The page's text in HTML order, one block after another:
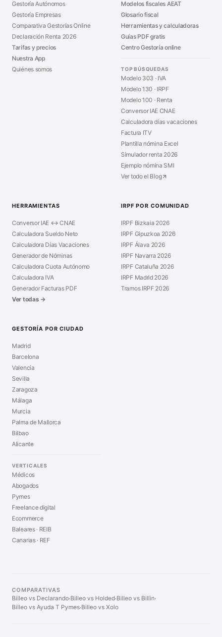
Gestoría Autónomos
Gestoría Empresas
Comparativa Gestorías Online
Declaración Renta 2026
Tarifas y precios
Nuestra App
Quiénes somos
Modelos fiscales AEAT
Glosario fiscal
Herramientas y calculadoras
Guías PDF gratis
Centro Gestoría online
TOP BÚSQUEDAS
Modelo 303 · IVA
Modelo 130 · IRPF
Modelo 100 · Renta
Conversor IAE CNAE
Calculadora días vacaciones
Factura ITV
Plantilla nómina Excel
Simulador renta 2026
Ejemplo nómina SMI
Ver todo el Blog
HERRAMIENTAS
Conversor IAE ↔ CNAE
Calculadora Sueldo Neto
Calculadora Días Vacaciones
Generador de Nóminas
Calculadora Cuota Autónomo
Calculadora IVA
Generador Facturas PDF
Ver todas →
IRPF POR COMUNIDAD
IRPF Bizkaia 2026
IRPF Gipuzkoa 2026
IRPF Álava 2026
IRPF Navarra 2026
IRPF Cataluña 2026
IRPF Madrid 2026
Tramos IRPF 2026
GESTORÍA POR CIUDAD
Madrid
Barcelona
Valencia
Sevilla
Zaragoza
Málaga
Murcia
Palma de Mallorca
Bilbao
Alicante
VERTICALES
Médicos
Abogados
Pymes
Freelance digital
Ecommerce
Baleares · REIB
Canarias · REF
COMPARATIVAS
Billeo vs Declarando·Billeo vs Holded·Billeo vs Billin·
Billeo vs Ayuda T Pymes·Billeo vs Xolo